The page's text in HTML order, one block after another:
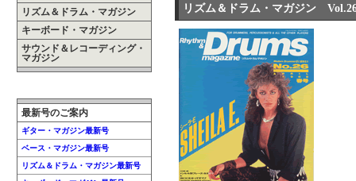
リズム＆ドラム・マガジン
キーボード・マガジン
サウンド＆レコーディング・
マガジン
最新号のご案内
ギター・マガジン最新号
ベース・マガジン最新号
リズム＆ドラム・マガジン最新号
リズム＆ドラム・マガジン